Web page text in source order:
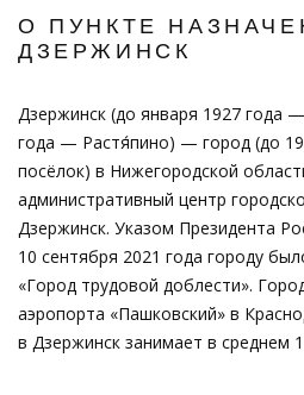
О ПУНКТЕ
ДЗЕРЖИНСК
Дзержинск (до января 1927 года
года — Растя́пино) — город (до
посёлок) в Нижегородской
административный центр
Дзержинск. Указом Президента
10 сентября 2021 года городу
«Город трудовой доблести».
аэропорта «Пашковский» в
в Дзержинск занимает в среднем